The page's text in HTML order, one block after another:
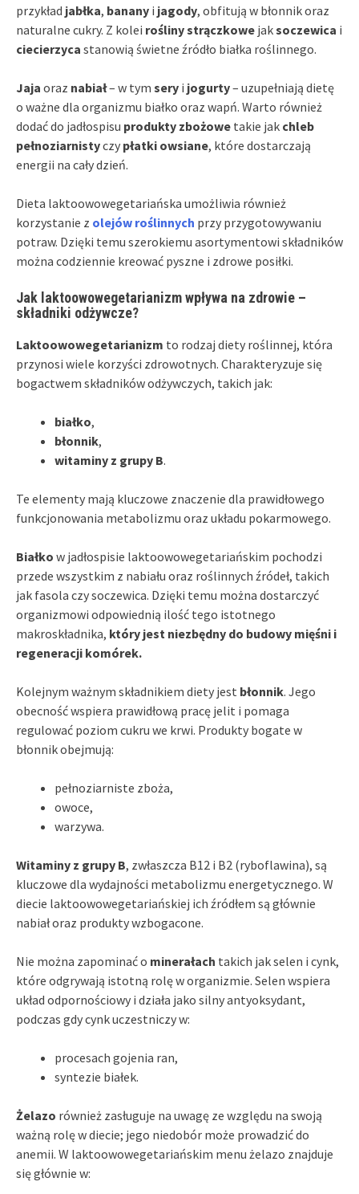
przykład jabłka, banany i jagody, obfitują w błonnik oraz
naturalne cukry. Z kolei rośliny strączkowe jaksoczewica i
ciecierzyca stanowią świetne źródło białka roślinnego.
Jaja oraz nabiał– w tym sery i jogurty– uzupełniają dietę
o ważne dla organizmu białko oraz wapń. Warto również
dodać do jadłospisu produkty zbożowe takie jak chleb
pełnoziarnistyczy płatki owsiane, które dostarczają
energii na cały dzień.
Dieta laktoowowegetariańska umożliwia również
korzystanie z olejów roślinnych przy przygotowywaniu
potraw. Dzięki temu szerokiemu asortymentowi składników
można codziennie kreować pyszne i zdrowe posiłki.
Jak laktoowowegetarianizm wpływa na zdrowie –
składniki odżywcze?
Laktoowowegetarianizm to rodzaj diety roślinnej, która
przynosi wiele korzyści zdrowotnych. Charakteryzuje się
bogactwem składników odżywczych, takich jak:
białko,
błonnik,
witaminy z grupy B.
Te elementy mają kluczowe znaczenie dla prawidłowego
funkcjonowania metabolizmu oraz układu pokarmowego.
Białko w jadłospisie laktoowowegetariańskim pochodzi
przede wszystkim z nabiału oraz roślinnych źródeł, takich
jak fasola czy soczewica. Dzięki temu można dostarczyć
organizmowi odpowiednią ilość tego istotnego
makroskładnika, który jest niezbędny do budowy mięśni i
regeneracji komórek.
Kolejnym ważnym składnikiem diety jest błonnik. Jego
obecność wspiera prawidłową pracę jelit i pomaga
regulować poziom cukru we krwi. Produkty bogate w
błonnik obejmują:
pełnoziarniste zboża,
owoce,
warzywa.
Witaminy z grupy B, zwłaszcza B12 i B2 (ryboflawina), są
kluczowe dla wydajności metabolizmu energetycznego. W
diecie laktoowowegetariańskiej ich źródłem są głównie
nabiał oraz produkty wzbogacone.
Nie można zapominać o minerałach takich jak selen i cynk,
które odgrywają istotną rolę w organizmie. Selen wspiera
układ odpornościowy i działa jako silny antyoksydant,
podczas gdy cynk uczestniczy w:
procesach gojenia ran,
syntezie białek.
Żelazo również zasługuje na uwagę ze względu na swoją
ważną rolę w diecie; jego niedobór może prowadzić do
anemii. W laktoowowegetariańskim menu żelazo znajduje
się głównie w: